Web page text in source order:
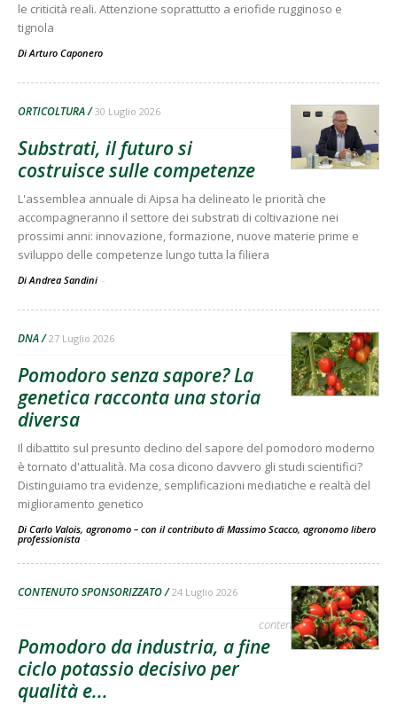
le criticità reali. Attenzione soprattutto a eriofide rugginoso e
tignola
DiArturo Caponero
ORTICOLTURA 30 Luglio 2026
Substrati, il futuro si
costruisce sulle competenze
L'assemblea annuale di Aipsa ha delineato le priorità che
accompagneranno il settore dei substrati di coltivazione nei
prossimi anni: innovazione, formazione, nuove materie prime e
sviluppo delle competenze lungo tutta la filiera
Di Andrea Sandini -
DNA 27 Luglio 2026
Pomodoro senza sapore? La
genetica racconta una storia
diversa
Il dibattito sul presunto declino del sapore del pomodoro moderno
è tornato d'attualità. Ma cosa dicono davvero gli studi scientifici?
Distinguiamo tra evidenze, semplificazioni mediatiche e realtà del
miglioramento genetico
Di Carlo Valois, agronomo – con il contributo di Massimo Scacco, agronomo libero
professionista -
CONTENUTO SPONSORIZZATO 24 Luglio 2026
contenuto sponsorizzato
Pomodoro da industria, a fine
ciclo potassio decisivo per
qualità e...